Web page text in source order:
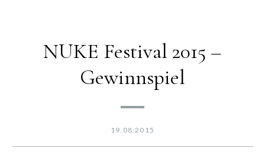
NUKE Festival 2015 –
Gewinnspiel
19.08.2015